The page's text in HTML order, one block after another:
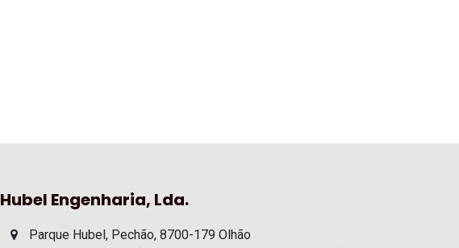
Hubel Engenharia, Lda.
Parque Hubel, Pechão, 8700-179 Olhão